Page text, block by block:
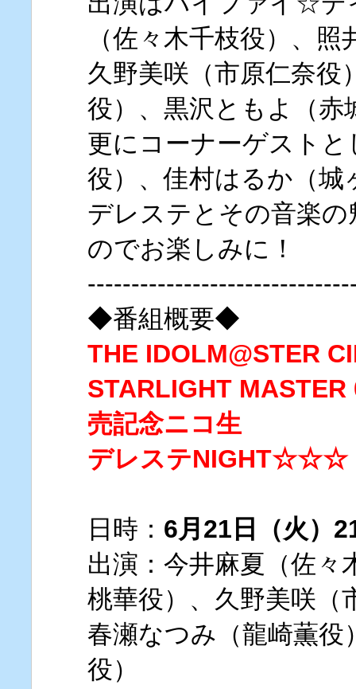
（佐々木千枝役）、
久野美咲（市原仁奈役
役）、黒沢ともよ（赤
更にコーナーゲスト
役）、佳村はるか（城
デレステとその音楽
のでお楽しみに！
◆番組概要◆
THE IDOLM@STER
STARLIGHT
売記念ニコ生
デレステNIGHT☆☆☆
日時： 6月21日（火）
出演：今井麻夏（佐々
桃華役）、久野美咲（
春瀬なつみ（龍崎薫
役）